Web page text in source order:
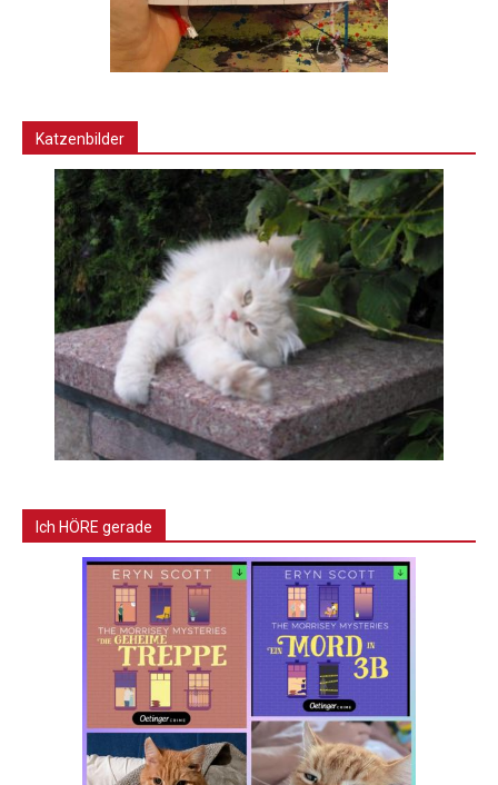
Katzenbilder
Ich HÖRE gerade